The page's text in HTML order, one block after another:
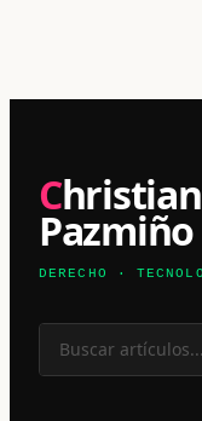
Christian
Pazmiño
DERECHO ·